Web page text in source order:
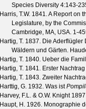
Species Diversity 4:143-
Harris, T.W. 1841. A Report on
Legislature, by the
Cambridge, MA, USA. 1-
Hartig, T. 1837. Die Aderflügler
Wäldern und Gärten.
Hartig, T. 1840. Ueber die
Hartig, T. 1841. Erster
Hartig, T. 1843. Zweiter
Harttig, G. 1932. Was ist
Harvey, F.L. & O.W. Knight
Haupt, H. 1926. Monographie